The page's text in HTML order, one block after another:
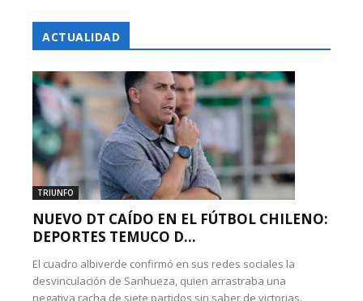
ACTUALIDAD
TRIUNFO
NUEVO DT CAÍDO EN EL FÚTBOL CHILENO:
DEPORTES TEMUCO D...
El cuadro albiverde confirmó en sus redes sociales la
desvinculación de Sanhueza, quien arrastraba una
negativa racha de siete partidos sin saber de victorias.